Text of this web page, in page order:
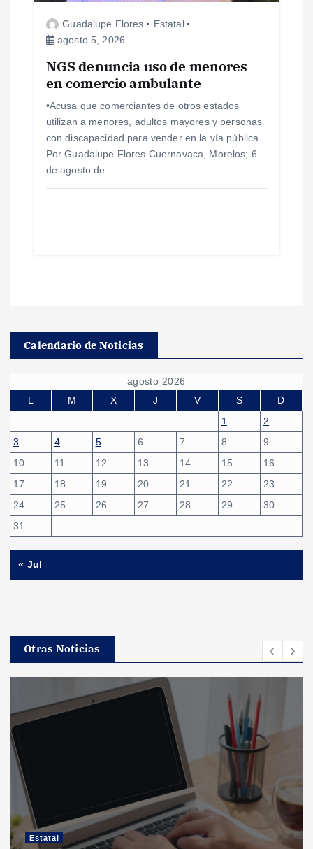
Guadalupe Flores
Estatal
agosto 5, 2026
NGS denuncia uso de menores
en comercio ambulante
•Acusa que comerciantes de otros estados
utilizan a menores, adultos mayores y personas
con discapacidad para vender en la vía pública.
Por Guadalupe Flores Cuernavaca, Morelos; 6
de agosto de…
Calendario de Noticias
agosto 2026
L
M X J V S
D
1
2
3
4 5 6 7 8
9
10
11 12 13 14 15
16
17
18 19 20 21 22
23
24
25 26 27 28 29
30
31
« Jul
Otras Noticias
Estatal